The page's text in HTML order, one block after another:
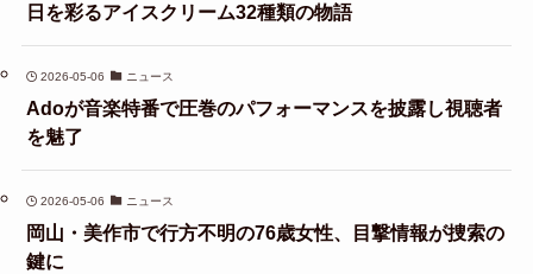
日を彩るアイスクリーム32種類の物語
2026-05-06 ニュース
Adoが音楽特番で圧巻のパフォーマンスを披露し視聴者
を魅了
2026-05-06 ニュース
岡山・美作市で行方不明の76歳女性、目撃情報が捜索の
鍵に